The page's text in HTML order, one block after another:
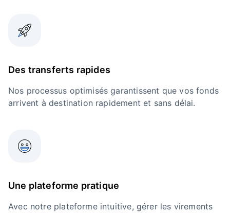
Des transferts rapides
Nos processus optimisés garantissent que vos fonds
arrivent à destination rapidement et sans délai.
Une plateforme pratique
Avec notre plateforme intuitive, gérer les virements